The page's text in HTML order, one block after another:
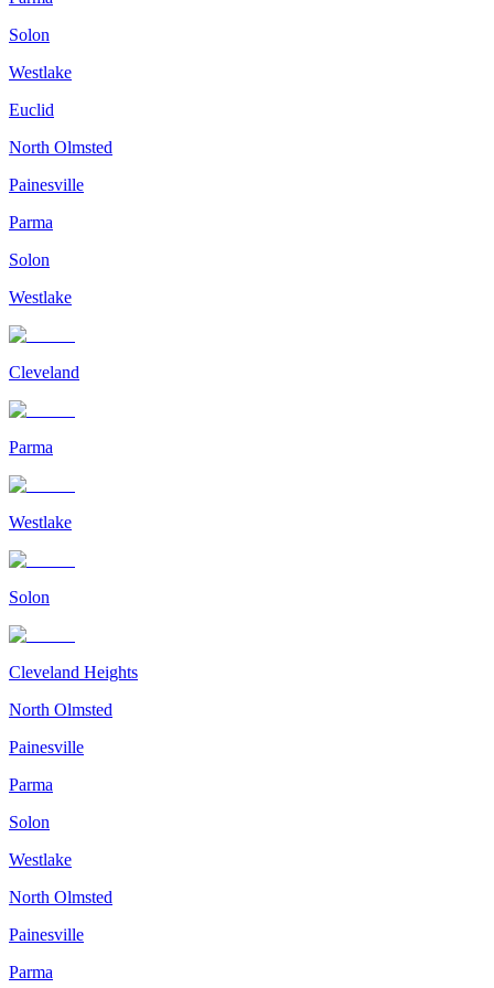
Solon
Westlake
Euclid
North Olmsted
Painesville
Parma
Solon
Westlake
Cleveland
Parma
Westlake
Solon
Cleveland Heights
North Olmsted
Painesville
Parma
Solon
Westlake
North Olmsted
Painesville
Parma